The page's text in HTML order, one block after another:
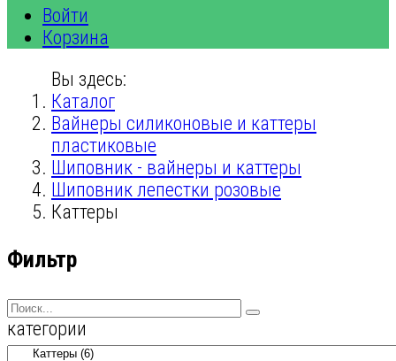
Войти
Корзина
Вы здесь:
Каталог
Вайнеры силиконовые и каттеры
пластиковые
Шиповник - вайнеры и каттеры
Шиповник лепестки розовые
Каттеры
Фильтр
категории